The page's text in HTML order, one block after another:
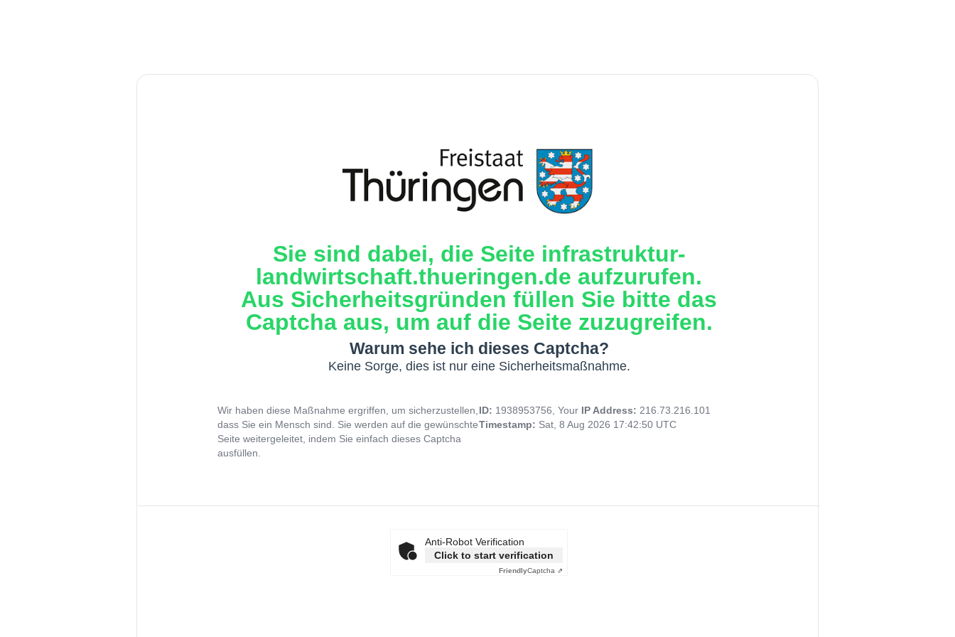
Sie sind dabei, die Seite infrastruktur-
landwirtschaft.thueringen.de aufzurufen.
Aus Sicherheitsgründen füllen Sie bitte das
Captcha aus, um auf die Seite zuzugreifen.
Warum sehe ich dieses Captcha?
Keine Sorge, dies ist nur eine Sicherheitsmaßnahme.
Wir haben diese Maßnahme ergriffen, um sicherzustellen,
dass Sie ein Mensch sind. Sie werden auf die gewünschte
Seite weitergeleitet, indem Sie einfach dieses Captcha
ausfüllen.
ID: 1938953756, Your IP Address: 216.73.216.101
Timestamp: Sat, 8 Aug 2026 17:42:50 UTC
Anti-Robot Verification
Click to start verification
FriendlyCaptcha ⇗